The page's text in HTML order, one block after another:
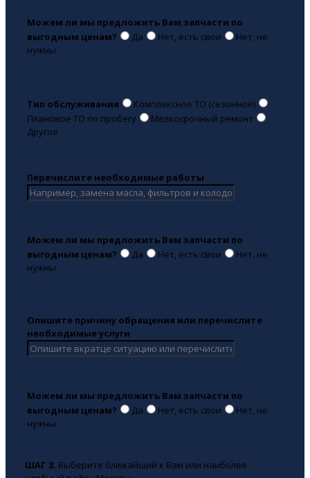
Можем ли мы предложить Вам запчасти по
выгодным ценам?
Да Нет, есть свои
Нет, не
нужны
Тип обслуживания
Комплексное ТО (сезонное)
Плановое ТО по пробегу
Мелкосрочный ремонт
Другое
Перечислите необходимые работы
Можем ли мы предложить Вам запчасти по
выгодным ценам?
Да Нет, есть свои
Нет, не
нужны
Опишите причину обращения или перечислите
необходимые услуги
Можем ли мы предложить Вам запчасти по
выгодным ценам?
Да Нет, есть свои
Нет, не
нужны
ШАГ 3. Выберите ближайший к Вам или наиболее